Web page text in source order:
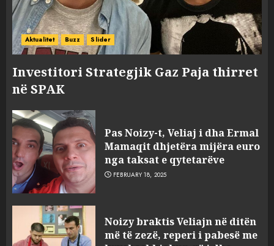
Aktualitet Buzz Slider
Investitori Strategjik Gaz Paja thirret
në SPAK
Pas Noizy-t, Veliaj i dha Ermal
Mamaqit dhjetëra mijëra euro
nga taksat e qytetarëve
FEBRUARY 18, 2025
Noizy braktis Veliajn në ditën
më të zezë, reperi i pabesë me
sulmuan “One Albania”,
ngjarja u fsheh. A u vodhën